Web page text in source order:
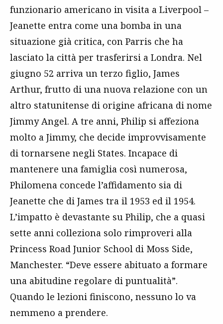
funzionario americano in visita a Liverpool –
Jeanette entra come una bomba in una
situazione già critica, con Parris che ha
lasciato la città per trasferirsi a Londra. Nel
giugno 52 arriva un terzo figlio, James
Arthur, frutto di una nuova relazione con un
altro statunitense di origine africana di nome
Jimmy Angel. A tre anni, Philip si affeziona
molto a Jimmy, che decide improvvisamente
di tornarsene negli States. Incapace di
mantenere una famiglia così numerosa,
Philomena concede l’affidamento sia di
Jeanette che di James tra il 1953 ed il 1954.
L’impatto è devastante su Philip, che a quasi
sette anni colleziona solo rimproveri alla
Princess Road Junior School di Moss Side,
Manchester. “Deve essere abituato a formare
una abitudine regolare di puntualità”.
Quando le lezioni finiscono, nessuno lo va
nemmeno a prendere.